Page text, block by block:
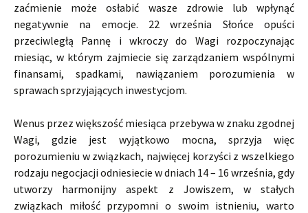
zaćmienie może osłabić wasze zdrowie lub wpłynąć
negatywnie na emocje. 22 września Słońce opuści
przeciwległą Pannę i wkroczy do Wagi rozpoczynając
miesiąc, w którym zajmiecie się zarządzaniem wspólnymi
finansami, spadkami, nawiązaniem porozumienia w
sprawach sprzyjających inwestycjom.
Wenus przez większość miesiąca przebywa w znaku zgodnej
Wagi, gdzie jest wyjątkowo mocna, sprzyja więc
porozumieniu w związkach, najwięcej korzyści z wszelkiego
rodzaju negocjacji odniesiecie w dniach 14 – 16 września, gdy
utworzy harmonijny aspekt z Jowiszem, w stałych
związkach miłość przypomni o swoim istnieniu, warto